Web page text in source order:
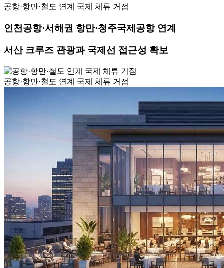
공항·항만·철도 연계 국제 체류 거점
인천공항·서해권 항만·청주국제공항 연계
서산 크루즈 관광과 국제선 접근성 확보
공항·항만·철도 연계 국제 체류 거점